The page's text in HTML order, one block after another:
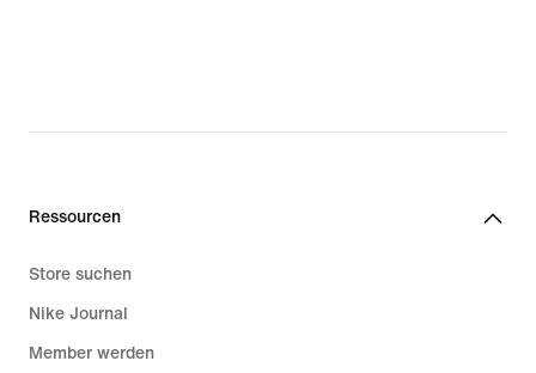
Ressourcen
Store suchen
Nike Journal
Member werden